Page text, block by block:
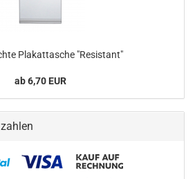
Plakattasche "Resistant"
ab 6,70 EUR